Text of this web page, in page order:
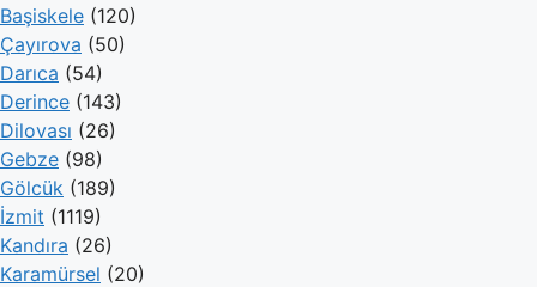
Başiskele (120)
Çayırova (50)
Darıca (54)
Derince (143)
Dilovası (26)
Gebze (98)
Gölcük (189)
İzmit (1119)
Kandıra (26)
Karamürsel (20)